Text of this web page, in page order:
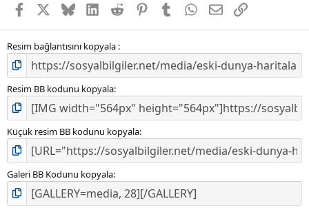
Facebook BlueskyLinkedInReddit PinterestTumblr WhatsApp
E-postaLink
Resim bağlantısını kopyala
Resim BB kodunu kopyala
Küçük resim BB kodunu kopyala
Galeri BB Kodunu kopyala